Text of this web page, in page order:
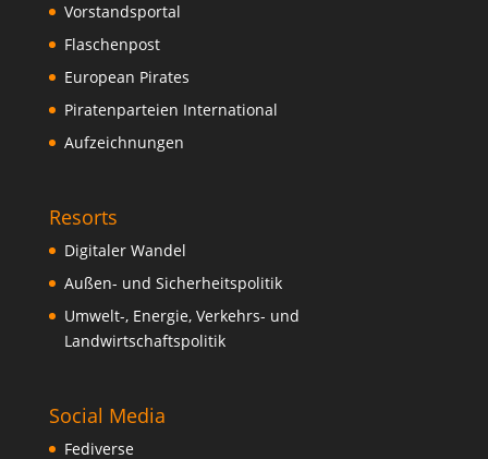
Vorstandsportal
Flaschenpost
European Pirates
Piratenparteien International
Aufzeichnungen
Resorts
Digitaler Wandel
Außen- und Sicherheitspolitik
Umwelt-, Energie, Verkehrs- und
Landwirtschaftspolitik
Social Media
Fediverse